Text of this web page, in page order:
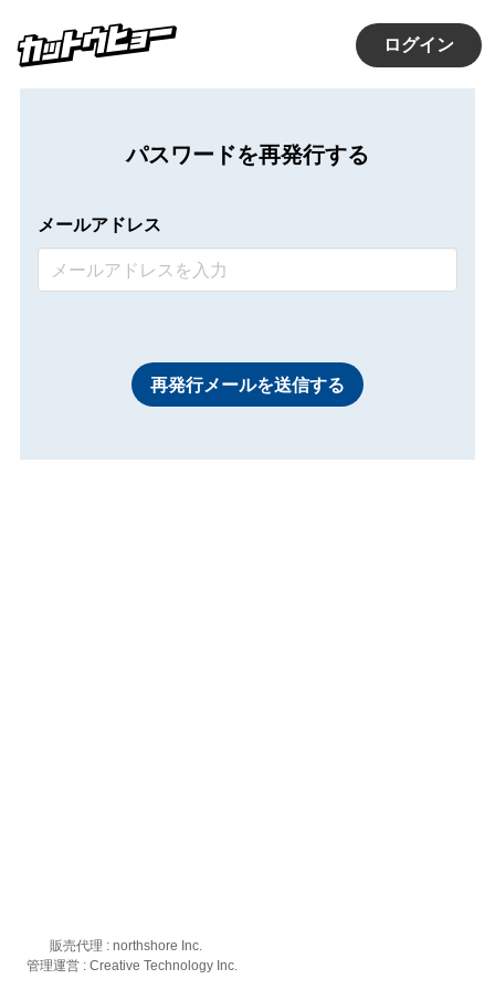
ログイン
パスワードを再発行する
メールアドレス
再発行メールを送信する
販売代理 : northshore Inc.
管理運営 : Creative Technology Inc.